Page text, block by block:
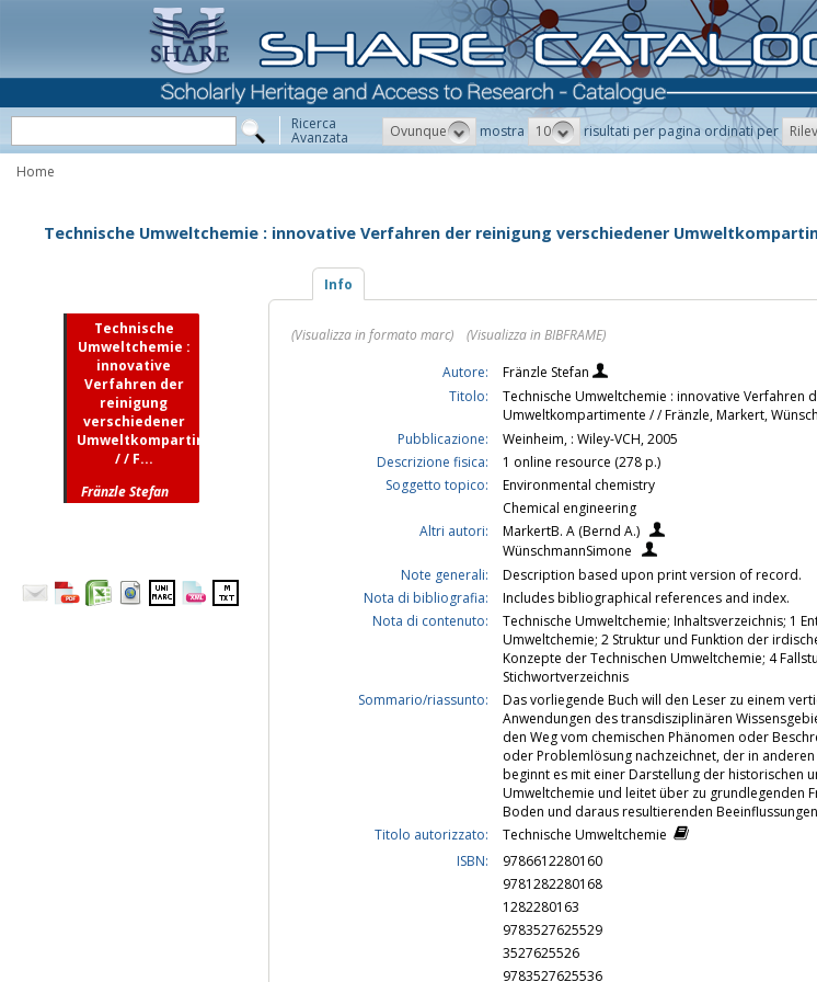
Ricerca
Avanzata Ovunque mostra 10 risultati per pagina ordinati per
Home
Technische Umweltchemie : innovative Verfahren der reinigung verschiedener
Technische
Umweltchemie :
innovative
Verfahren der
reinigung
verschiedener
Umweltkompartimente
/ / F...
Fränzle Stefan
Info
(Visualizza in formato marc)
(Visualizza in BIBFRAME)
Autore:
Fränzle Stefan
Titolo:
Technische Umweltchemie : innovative Verfahren
Umweltkompartimente / / Fränzle, Markert,
Pubblicazione:
Weinheim, : Wiley-VCH, 2005
Descrizione fisica:
1 online resource (278 p.)
Soggetto topico:
Environmental chemistry
Chemical engineering
Altri autori:
MarkertB. A (Bernd A.)
WünschmannSimone
Note generali:
Description based upon print version of record.
Nota di bibliografia:
Includes bibliographical references and index.
Nota di contenuto:
Technische Umweltchemie; Inhaltsverzeichnis; 1
Umweltchemie; 2 Struktur und Funktion der
Konzepte der Technischen Umweltchemie; 4
Stichwortverzeichnis
Sommario/riassunto:
Das vorliegende Buch will den Leser zu einem
Anwendungen des transdisziplinären
den Weg vom chemischen Phänomen oder
oder Problemlösung nachzeichnet, der in
beginnt es mit einer Darstellung der historischen
Umweltchemie und leitet über zu grundlegenden
Boden und daraus resultierenden
Titolo autorizzato:
Technische Umweltchemie
ISBN:
9786612280160
9781282280168
1282280163
9783527625529
3527625526
9783527625536